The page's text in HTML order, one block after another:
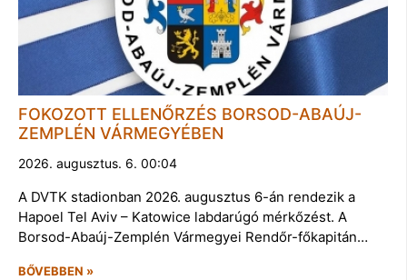
FOKOZOTT ELLENŐRZÉS BORSOD-ABAÚJ-
ZEMPLÉN VÁRMEGYÉBEN
2026. augusztus. 6. 00:04
A DVTK stadionban 2026. augusztus 6-án rendezik a
Hapoel Tel Aviv – Katowice labdarúgó mérkőzést. A
Borsod-Abaúj-Zemplén Vármegyei Rendőr-főkapitán…
BŐVEBBEN »